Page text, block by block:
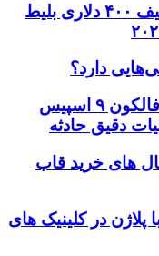
فرصت استثنایی: دریافت تخفیف ۴۰۰ دلاری بلیط
دارد؟
برخورد قطعه غیرفعال راکت فالکون ۹ اسپیس
دقیق حادثه
های خرید قاب
در کلینیک های